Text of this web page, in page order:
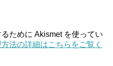
ために Akismet を使ってい
法の詳細はこちらをご覧く